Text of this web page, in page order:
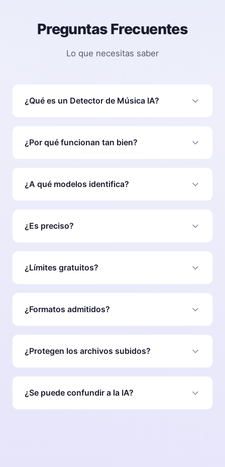
Preguntas Frecuentes
Lo que necesitas saber
¿Qué es un Detector de Música IA?
por IA como Suno o Udio.
¿Por qué funcionan tan bien?
comportamientos artificiales.
¿A qué modelos identifica?
entre otros.
¿Es preciso?
¿Límites gratuitos?
¿Formatos admitidos?
¿Protegen los archivos subidos?
¿Se puede confundir a la IA?